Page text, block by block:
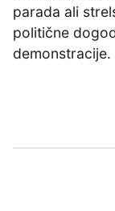
parada ali
politične
demonstracije.